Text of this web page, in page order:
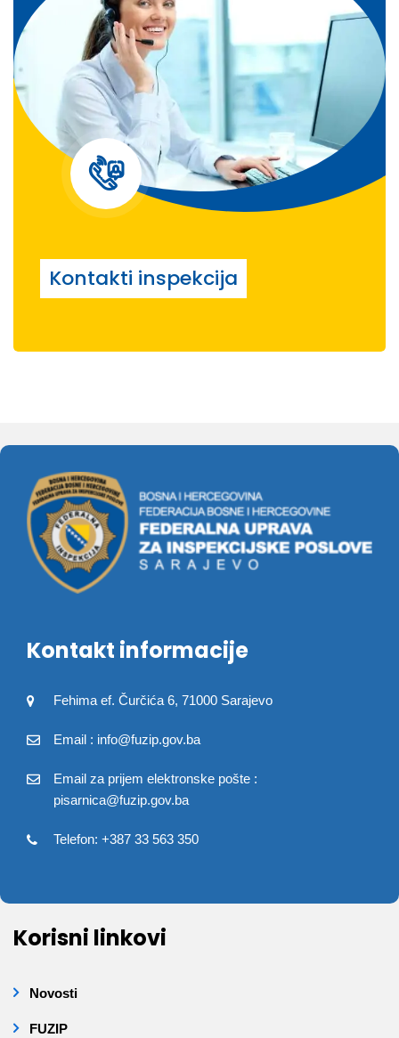
Kontakti inspekcija
Kontakt informacije
Fehima ef. Čurčića 6, 71000 Sarajevo
Email : info@fuzip.gov.ba
Email za prijem elektronske pošte :
pisarnica@fuzip.gov.ba
Telefon: +387 33 563 350
Korisni linkovi
Novosti
FUZIP